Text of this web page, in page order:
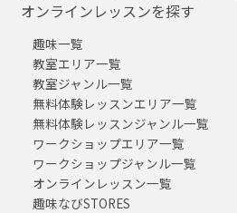
オンラインレッスンを探す
趣味一覧
教室エリア一覧
教室ジャンル一覧
無料体験レッスンエリア一覧
無料体験レッスンジャンル一覧
ワークショップエリア一覧
ワークショップジャンル一覧
オンラインレッスン一覧
趣味なびSTORES